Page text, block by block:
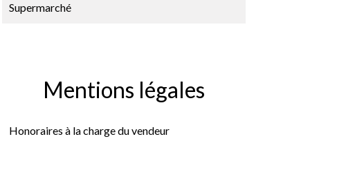
Supermarché
Mentions légales
Honoraires à la charge du vendeur